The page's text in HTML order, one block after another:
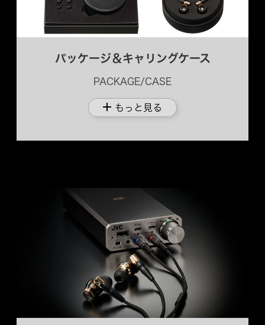
パッケージ＆キャリングケース
PACKAGE/CASE
add もっと見る